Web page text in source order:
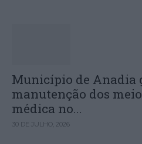
Município de Anadia
manutenção dos
médica no...
30 DE JULHO, 2026